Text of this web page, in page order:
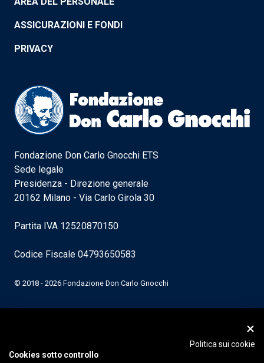
ASSICURAZIONI E FONDI
PRIVACY
Fondazione Don Carlo Gnocchi ETS
Sede legale
Presidenza - Direzione generale
20162 Milano - Via Carlo Girola 30
Partita IVA 12520870150
Codice Fiscale 04793650583
© 2018 - 2026 Fondazione Don Carlo Gnocchi
Politica sui cookie
Cookies sotto controllo